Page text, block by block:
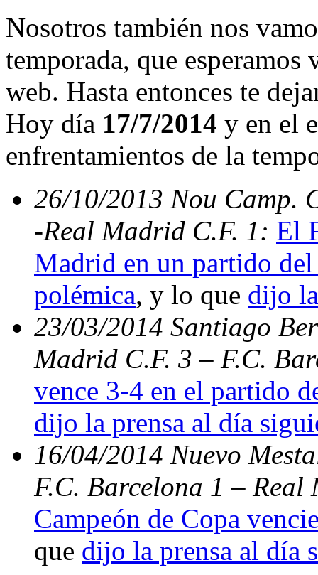
Nosotros también nos
temporada, que esperamos
web. Hasta entonces te
Hoy día 17/7/2014 y en el
enfrentamientos de la
26/10/2013 Nou Camp.
-Real Madrid C.F. 1: El
Madrid en un partido
polémica, y lo que dijo
23/03/2014 Santiago
Madrid C.F. 3 – F.C.
vence 3-4 en el partido
dijo la prensa al día
16/04/2014 Nuevo
F.C. Barcelona 1 –
Campeón de Copa
que dijo la prensa al día